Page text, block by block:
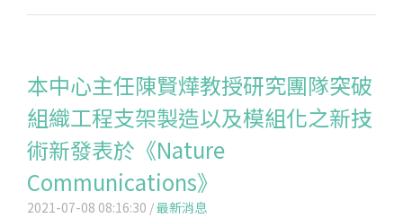
本中心主任陳賢燁教授研究團隊突破
組織工程支架製造以及模組化之新技
術新發表於《Nature
Communications》
2021-07-08 08:16:30 /最新消息